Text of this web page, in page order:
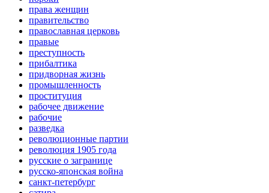
права женщин
правительство
православная церковь
правые
преступность
прибалтика
придворная жизнь
промышленность
проституция
рабочее движение
рабочие
разведка
революционные партии
революция 1905 года
русские о загранице
русско-японская война
санкт-петербург